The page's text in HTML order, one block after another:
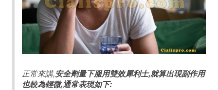
正常來講,安全劑量下服用雙效犀利士,就算出現副作用
也較為輕微,通常表現如下: